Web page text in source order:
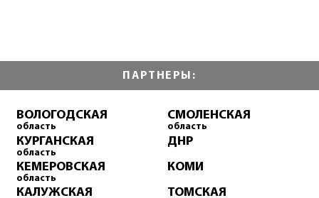
ПАРТНЕРЫ:
ВОЛОГОДСКАЯ
область
КУРГАНСКАЯ
область
КЕМЕРОВСКАЯ
область
КАЛУЖСКАЯ
СМОЛЕНСКАЯ
область
ДНР
КОМИ
ТОМСКАЯ